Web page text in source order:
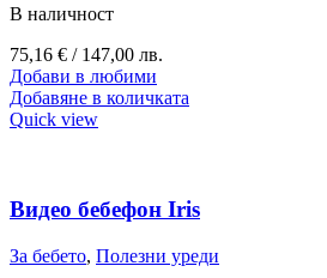
В наличност
75,16 € / 147,00 лв.
Добави в любими
Добавяне в количката
Quick view
Видео бебефон Iris
За бебето, Полезни уреди